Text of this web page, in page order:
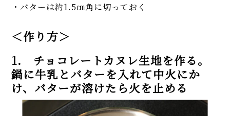
・バターは約1.5㎝角に切っておく
＜作り方＞
1. チョコレートカヌレ生地を作る。
鍋に牛乳とバターを入れて中火にか
け、バターが溶けたら火を止める